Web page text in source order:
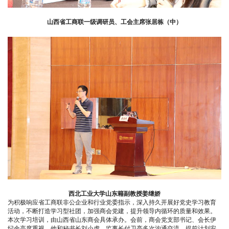
山西省工商联一级调研员、工会主席张居栋（中）
西北工业大学山东籍副教授姜继娇
为积极响应省工商联非公企业和行业党委指示，深入持久开展好党史学习教育
活动，不断打造学习型社团，加强商会党建，提升领导内循环的质量和效果。
本次学习培训，由山西省山东商会具体承办。会前，商会党支部书记、会长伊